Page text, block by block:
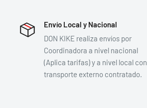
Envío Local y Nacional
DON KIKE realiza envíos por
Coordinadora a nivel nacional
(Aplica tarifas) y a nivel local con
transporte externo contratado.